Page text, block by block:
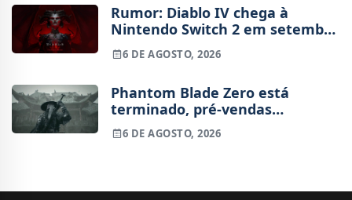
Rumor: Diablo IV chega à
Nintendo Switch 2 em setembro
e vai custar o preço de um jogo
novo
6 DE AGOSTO, 2026
Phantom Blade Zero está
terminado, pré-vendas
começam na próxima semana
6 DE AGOSTO, 2026